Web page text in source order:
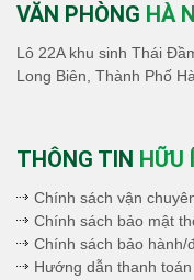
VĂN PHÒNG HÀ
Lô 22A khu sinh Thái
Long Biên, Thành Phố
THÔNG TIN HỮU
Chính sách vận
Chính sách bảo mật
Chính sách bảo hành/
Hướng dẫn thanh toán